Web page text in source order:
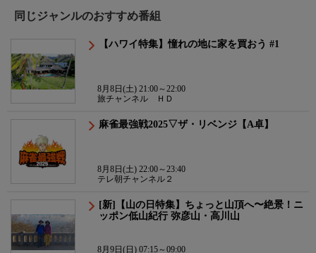
同じジャンルのおすすめ番組
【ハワイ特集】憧れの地に家を買おう #1
8月8日(土) 21:00～22:00
旅チャンネル ＨＤ
麻雀最強戦2025▽ザ・リベンジ【A卓】
8月8日(土) 22:00～23:40
テレ朝チャンネル２
[新]【山の日特集】ちょっと山頂へ〜絶景！ニ
ッポン低山紀行 弥彦山・高川山
8月9日(日) 07:15～09:00